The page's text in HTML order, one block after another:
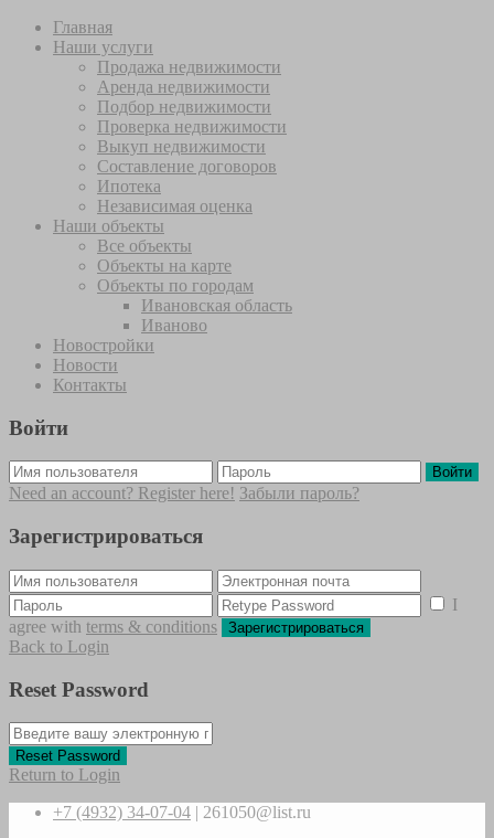
Главная
Наши услуги
Продажа недвижимости
Аренда недвижимости
Подбор недвижимости
Проверка недвижимости
Выкуп недвижимости
Составление договоров
Ипотека
Независимая оценка
Наши объекты
Все объекты
Объекты на карте
Объекты по городам
Ивановская область
Иваново
Новостройки
Новости
Контакты
Войти
Войти
Need an account? Register here! Забыли пароль?
Зарегистрироваться
I
agree with terms & conditions Зарегистрироваться
Back to Login
Reset Password
Reset Password
Return to Login
+7 (4932) 34-07-04 | 261050@list.ru